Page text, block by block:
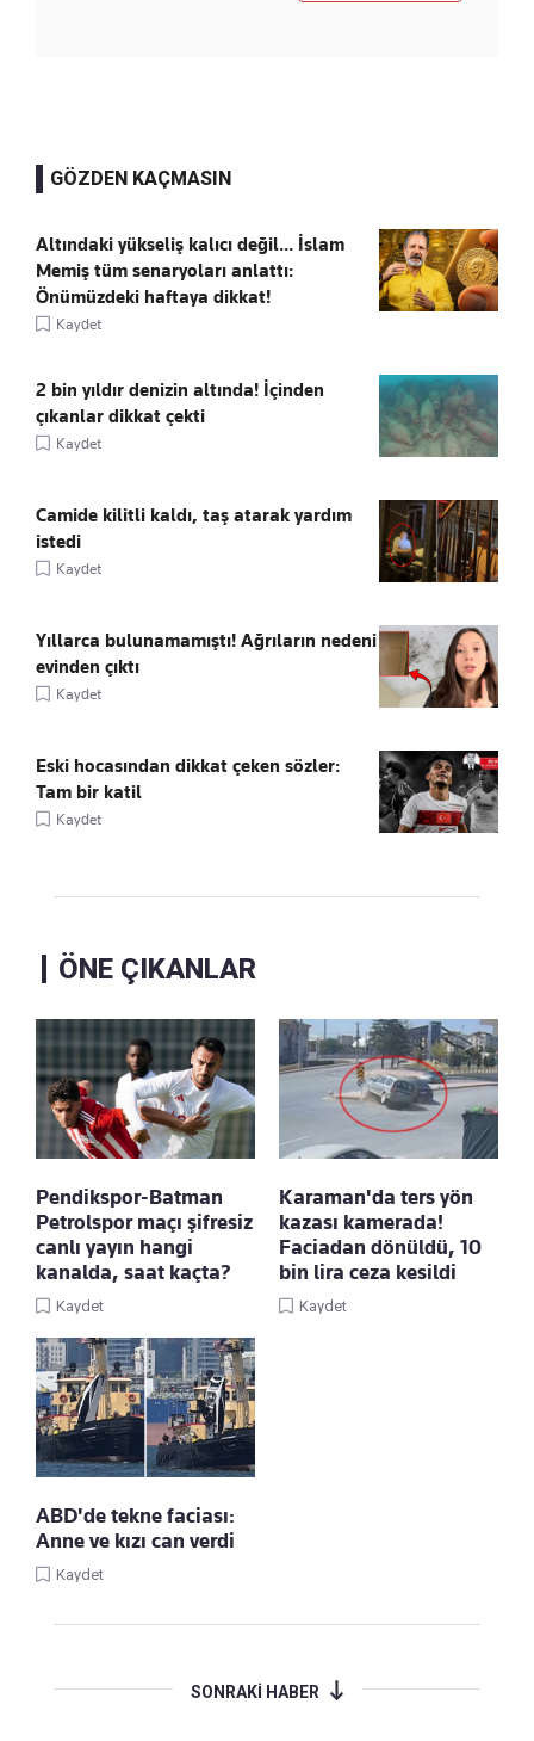
GÖZDEN KAÇMASIN
Altındaki yükseliş kalıcı değil... İslam
Memiş tüm senaryoları anlattı:
Önümüzdeki haftaya dikkat!
Kaydet
2 bin yıldır denizin altında! İçinden
çıkanlar dikkat çekti
Kaydet
Camide kilitli kaldı, taş atarak yardım
istedi
Kaydet
Yıllarca bulunamamıştı! Ağrıların nedeni
evinden çıktı
Kaydet
Eski hocasından dikkat çeken sözler:
Tam bir katil
Kaydet
ÖNE ÇIKANLAR
Pendikspor-Batman
Petrolspor maçı şifresiz
canlı yayın hangi
kanalda, saat kaçta?
Kaydet
Karaman'da ters yön
kazası kamerada!
Faciadan dönüldü, 10
bin lira ceza kesildi
Kaydet
ABD'de tekne faciası:
Anne ve kızı can verdi
Kaydet
SONRAKİ HABER